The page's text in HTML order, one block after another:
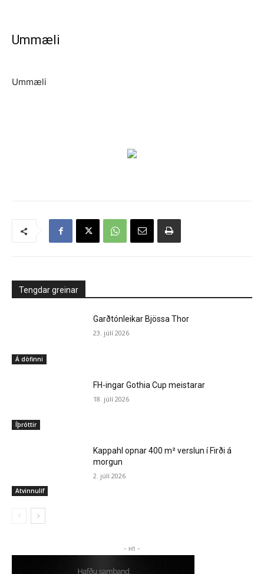
Ummæli
Ummæli
Tengdar greinar
Á döfinni
Garðtónleikar Bjössa Thor
23. júlí 2026
Íþróttir
FH-ingar Gothia Cup meistarar
18. júlí 2026
Atvinnulíf
Kappahl opnar 400 m² verslun í Firði á
morgun
2. júlí 2026
- H1 -